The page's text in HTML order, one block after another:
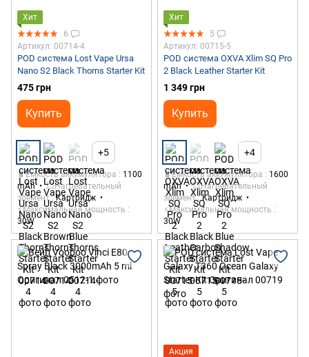
Хит
6
Артикул: 00714-4
POD система Lost Vape Ursa
Nano S2 Black Thorns Starter Kit
475 грн
Купить
+5
🔋Емкость аккумулятора
1100
mAh
💥Нагревательный
элемент Картридж
⚡Максимальная мощность
30W
Хит
5
Артикул: 00715-5
POD система OXVA Xlim SQ Pro
2 Black Leather Starter Kit
1 349 грн
Купить
+4
🔋Емкость аккумулятора
1600
mAh
💥Нагревательный
элемент Картридж
⚡Максимальная мощность
30W
Акция